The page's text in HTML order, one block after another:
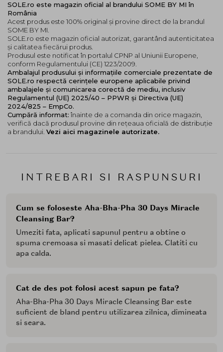
INTREBARI SI RASPUNSURI
Cum se foloseste Aha-Bha-Pha 30 Days Miracle
Cleansing Bar?
Umeziti fata, aplicati sapunul pentru a obtine o
spuma cremoasa si masati delicat pielea. Clatiti cu
apa calda.
Cat de des pot folosi acest sapun pe fata?
Aha-Bha-Pha 30 Days Miracle Cleansing Bar este
suficient de bland pentru utilizarea zilnica, dimineata
si seara.
SOLE.ro este magazin oficial al brandului SOME BY MI în
România
Acest produs este 100% original și provine direct de la brandul
SOME BY MI.
SOLE.ro este magazin oficial autorizat, garantând autenticitatea
și calitatea fiecărui produs.
Produsul este notificat în portalul CPNP al Uniunii Europene,
conform Regulamentului (CE) 1223/2009.
Ambalajul produsului și informațiile comerciale prezentate de
SOLE.ro respectă cerințele europene aplicabile privind
ambalajele și comunicarea corectă de mediu, inclusiv
Regulamentul (UE) 2025/40 – PPWR și Directiva (UE)
2024/825 – EmpCo.
Cumpără informat: înainte de a comanda din orice magazin,
verifică dacă produsul provine din rețeaua oficială de distribuție
a brandului. Vezi aici magazinele autorizate.